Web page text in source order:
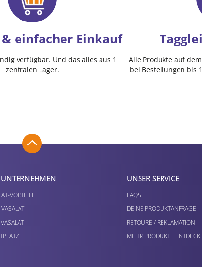
einfacher Einkauf
verfügbar. Und das alles aus 1
zentralen Lager.
Alle Produkte auf
bei Bestellungen bis
VORTEILE
UNSER SERVICE
FAQS
DEINE PRODUKTANFRAGE
RETOURE / REKLAMATION
MEHR PRODUKTE